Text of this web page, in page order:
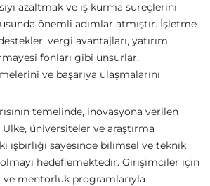
azaltmak ve iş kurma süreçlerini
önemli adımlar atmıştır. İşletme
vergi avantajları, yatırım
fonları gibi unsurlar,
ve başarıya ulaşmalarını
temelinde, inovasyona verilen
üniversiteler ve araştırma
işbirliği sayesinde bilimsel ve teknik
hedeflemektedir. Girişimciler için
ve mentorluk programlarıyla